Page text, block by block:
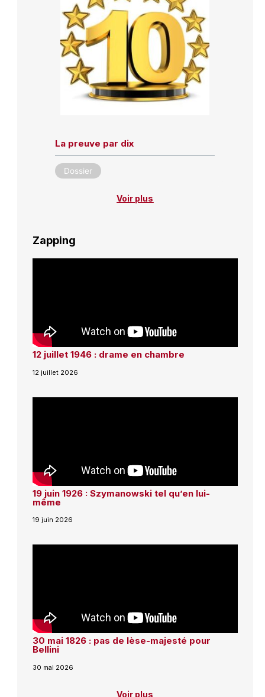
La preuve par dix
Dossier
Voir plus
Zapping
12 juillet 1946 : drame en chambre
12 juillet 2026
19 juin 1926 : Szymanowski tel qu’en lui-
même
19 juin 2026
30 mai 1826 : pas de lèse-majesté pour
Bellini
30 mai 2026
Voir plus